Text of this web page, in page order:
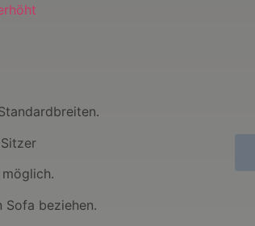
Sofa beziehen.